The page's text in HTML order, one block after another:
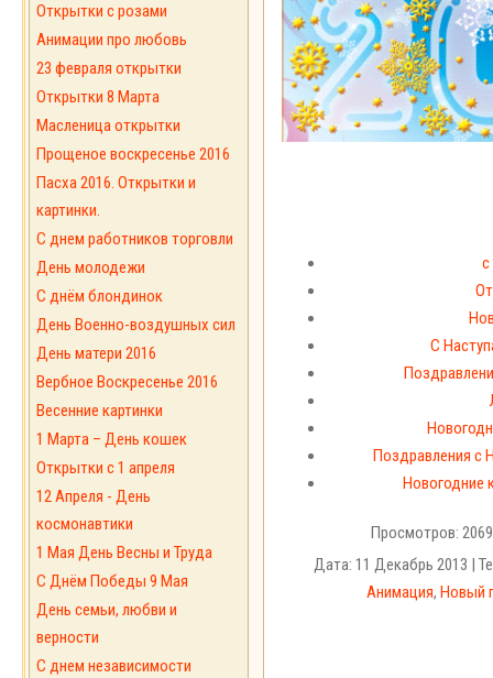
Открытки с розами
Анимации про любовь
23 февраля открытки
Открытки 8 Марта
Масленица открытки
Прощеное воскресенье 2016
Пасха 2016. Открытки и
картинки.
С днем работников торговли
День молодежи
С днём блондинок
День Военно-воздушных сил
День матери 2016
Вербное Воскресенье 2016
Весенние картинки
1 Марта – День кошек
Открытки с 1 апреля
12 Апреля - День
космонавтики
1 Мая День Весны и Труда
С Днём Победы 9 Мая
День семьи, любви и
верности
С днем независимости
С
Поздравления с
Новогодние
Просмотров:
Дата: 11 Декабрь 2013 |
Анимация, Новый